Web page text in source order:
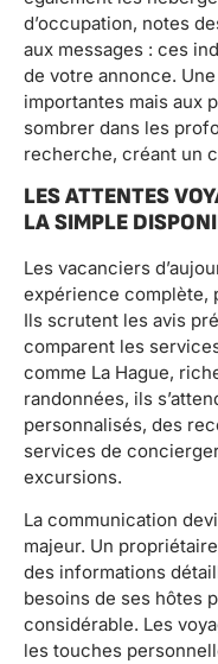
d’occupation, notes
aux messages : ces
de votre annonce.
importantes mais aux
sombrer dans les
recherche, créant un
LES ATTENTES
LA SIMPLE
Les vacanciers
expérience complète,
Ils scrutent les avis
comparent les
comme La Hague,
randonnées, ils
personnalisés, des
services de
excursions.
La communication
majeur. Un
des informations
besoins de ses hôtes
considérable. Les
les touches